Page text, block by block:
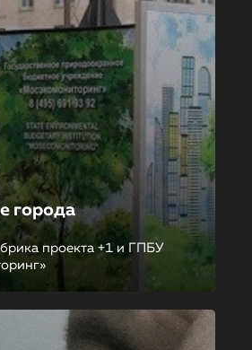
города
проекта +1 и ГПБУ